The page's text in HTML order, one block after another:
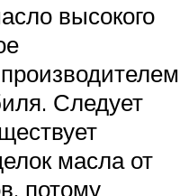
высокого
Следует
масла от
потому